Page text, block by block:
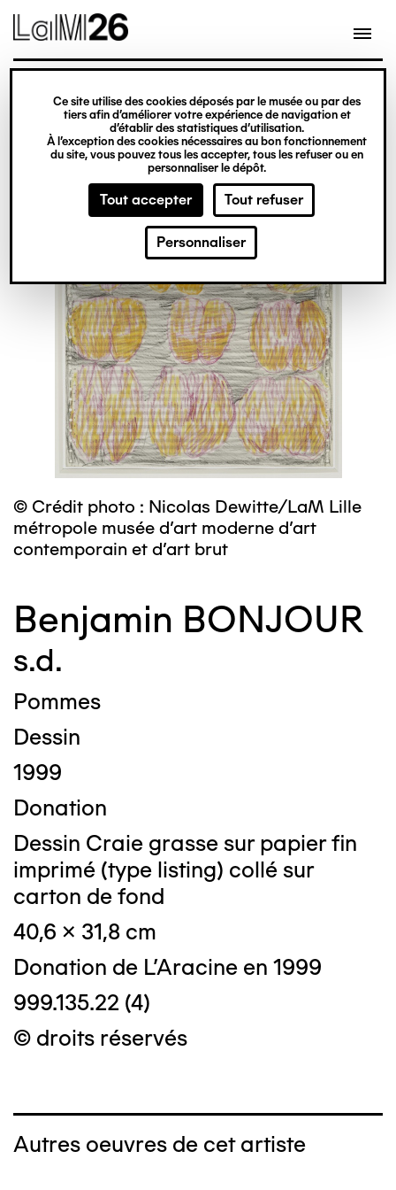
Gestion des cookies
Ce site utilise des cookies déposés par le musée ou par des
tiers afin d’améliorer votre expérience de navigation et
d’établir des statistiques d’utilisation.
À l’exception des cookies nécessaires au bon fonctionnement
du site, vous pouvez tous les accepter, tous les refuser ou en
personnaliser le dépôt.
Tout accepter Tout refuser
Personnaliser
contenu
© Crédit photo : Nicolas Dewitte/LaM Lille
métropole musée d’art moderne d’art
contemporain et d’art brut
Benjamin BONJOUR
s.d.
Pommes
Dessin
1999
Donation
Dessin Craie grasse sur papier fin
imprimé (type listing) collé sur
carton de fond
40,6 x 31,8 cm
Donation de L'Aracine en 1999
999.135.22 (4)
© droits réservés
Autres oeuvres de cet artiste